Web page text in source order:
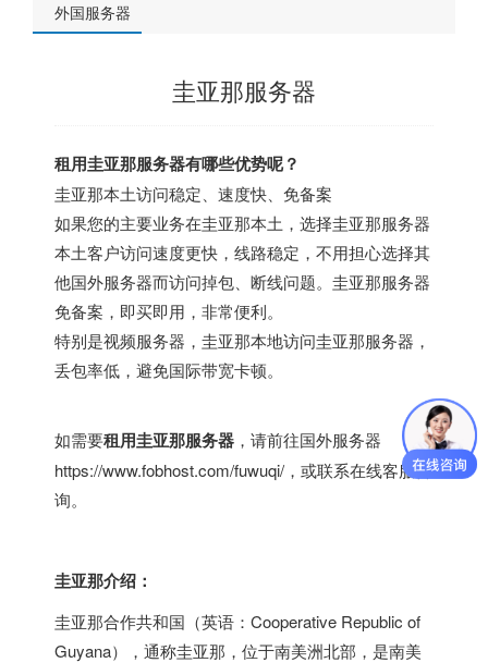
外国服务器
圭亚那服务器
租用圭亚那服务器有哪些优势呢？
圭亚那本土访问稳定、速度快、免备案
如果您的主要业务在圭亚那本土，选择圭亚那服务器
本土客户访问速度更快，线路稳定，不用担心选择其
他国外服务器而访问掉包、断线问题。圭亚那服务器
免备案，即买即用，非常便利。
特别是视频服务器，圭亚那本地访问圭亚那服务器，
丢包率低，避免国际带宽卡顿。
如需要租用圭亚那服务器 ，请前往国外服务器
https://www.fobhost.com/fuwuqi/ ，或联系在线客服咨
询。
圭亚那介绍：
圭亚那合作共和国（英语：Cooperative Republic of
Guyana），通称圭亚那，位于南美洲北部，是南美